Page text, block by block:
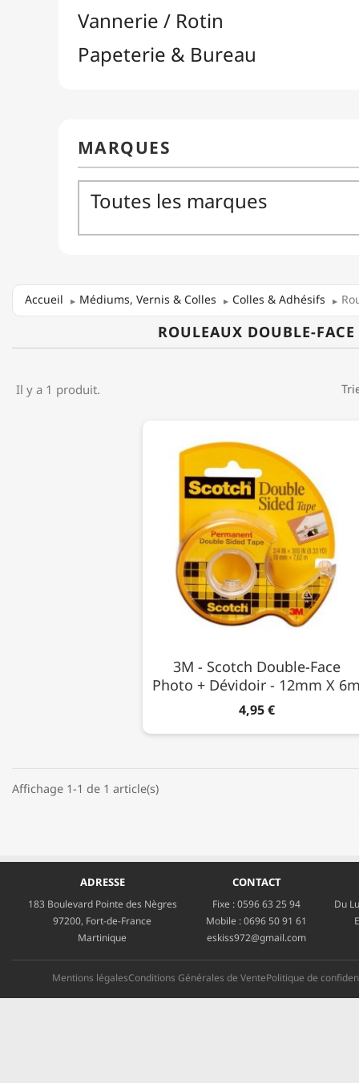
Accueil Médiums, Vernis & Colles Colles & Adhésifs
ROULEAUX DOUBLE-FACE
Il y a 1 produit.
3M - Scotch Double-Face
Photo + Dévidoir - 12mm X
4,95 €
Affichage 1-1 de 1 article(s)
ADRESSE
183 Boulevard Pointe des Nègres
97200, Fort-de-France
Martinique
CONTACT
Fixe :0596 63 25 94
Mobile :0696 50 91 61
eskiss972@gmail.com
Du
Mentions légalesConditions Générales de VentePolitique de